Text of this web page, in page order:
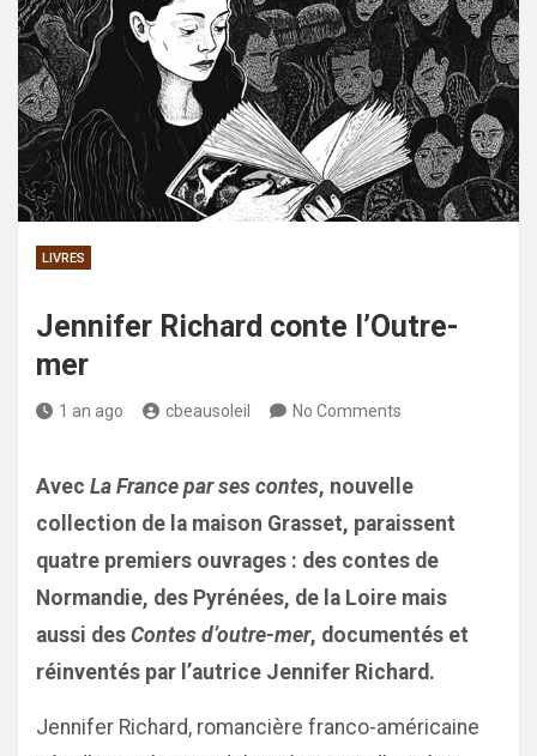
LIVRES
Jennifer Richard conte l’Outre-
mer
1 an ago cbeausoleil No Comments
Avec La France par ses contes, nouvelle
collection de la maison Grasset, paraissent
quatre premiers ouvrages : des contes de
Normandie, des Pyrénées, de la Loire mais
aussi des Contes d’outre-mer, documentés et
réinventés par l’autrice Jennifer Richard.
Jennifer Richard, romancière franco-américaine